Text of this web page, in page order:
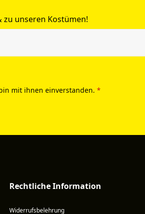
unseren Kostümen!
mit ihnen einverstanden. *
Rechtliche Information
Widerrufsbelehrung